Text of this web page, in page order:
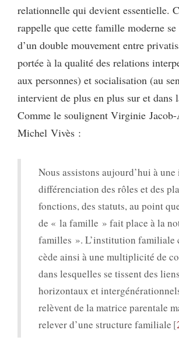
relationnelle qui devient essentielle.
rappelle que cette famille moderne
d’un double mouvement entre
portée à la qualité des relations
aux personnes) et socialisation (au
intervient de plus en plus sur et dans
Comme le soulignent Virginie
Michel Vivès :
Nous assistons aujourd’hui à
différenciation des rôles et des
fonctions, des statuts, au point
de « la famille » fait place à la
familles ». L’institution familiale
cède ainsi à une multiplicité de
dans lesquelles se tissent des
horizontaux et
relèvent de la matrice parentale
relever d’une structure familiale